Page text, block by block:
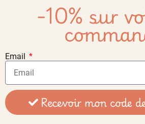
-10% sur
Email
Recevoir mon code